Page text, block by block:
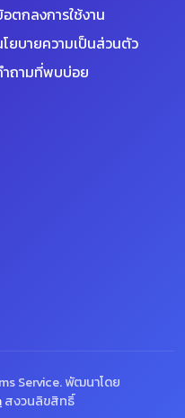
ตกลงการใช้งาน
ยบายความเป็นส่วนตัว
ำถามที่พบบ่อย
Service. พัฒนาโดย
สงวนลิขสิทธิ์